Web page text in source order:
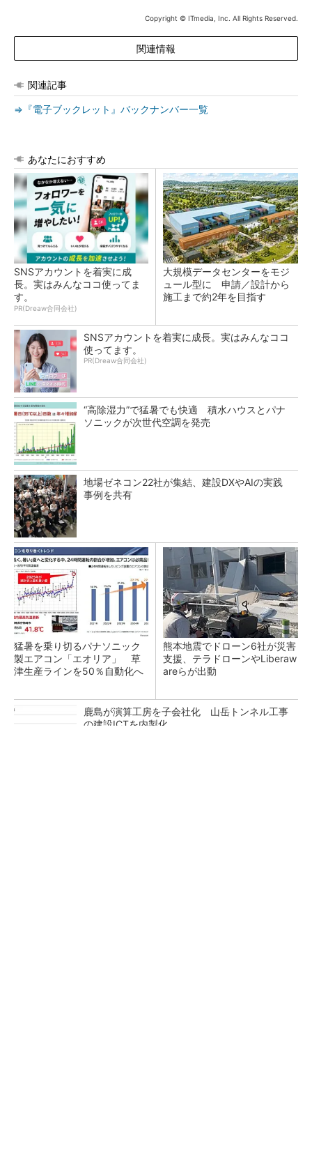
Copyright © ITmedia, Inc. All Rights Reserved.
関連情報
関連記事
⇒『電子ブックレット』バックナンバー一覧
あなたにおすすめ
SNSアカウントを着実に成
長。実はみんなココ使ってま
す。
PR(Dreaw合同会社)
大規模データセンターをモジ
ュール型に 申請／設計から
施工まで約2年を目指す
SNSアカウントを着実に成長。実はみんなココ
使ってます。
PR(Dreaw合同会社)
“高除湿力”で猛暑でも快適 積水ハウスとパナ
ソニックが次世代空調を発売
地場ゼネコン22社が集結、建設DXやAIの実践
事例を共有
猛暑を乗り切るパナソニック
製エアコン「エオリア」 草
津生産ラインを50％自動化へ
熊本地震でドローン6社が災害
支援、テラドローンやLiberaw
areらが出動
鹿島が演算工房を子会社化 山岳トンネル工事
の建設ICTを内製化